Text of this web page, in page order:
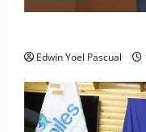
Edwin Yoel Pascual